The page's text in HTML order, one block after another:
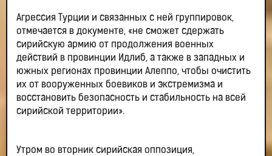
Агрессия Турции и связанных с ней группировок,
отмечается в документе, «не сможет сдержать
сирийскую армию от продолжения военных
действий в провинции Идлиб, а также в западных и
южных регионах провинции Алеппо, чтобы очистить
их от вооруженных боевиков и экстремизма и
восстановить безопасность и стабильность на всей
сирийской территории».
Утром во вторник сирийская оппозиция,